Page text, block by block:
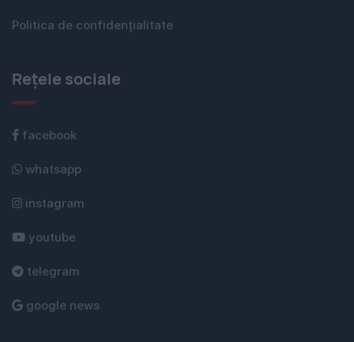
Politica de confidențialitate
Rețele sociale
facebook
whatsapp
instagram
youtube
telegram
google news